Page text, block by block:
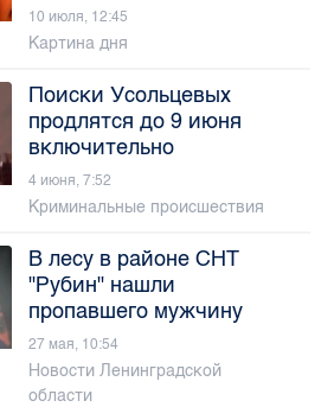
10 июля, 12:45
Картина дня
Поиски Усольцевых
продлятся до 9 июня
включительно
4 июня, 7:52
Криминальные происшествия
В лесу в районе СНТ
"Рубин" нашли
пропавшего мужчину
27 мая, 10:54
Новости Ленинградской
области